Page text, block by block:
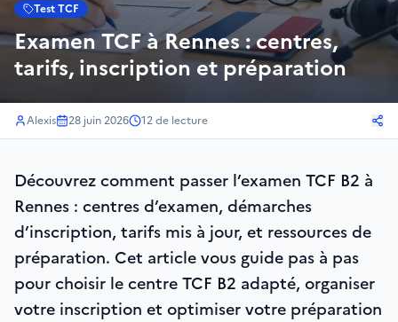
Test TCF
Examen TCF à Rennes : centres,
tarifs, inscription et préparation
Alexis 28 juin 2026 12de lecture
Découvrez comment passer l’examen TCF B2 à
Rennes : centres d’examen, démarches
d’inscription, tarifs mis à jour, et ressources de
préparation. Cet article vous guide pas à pas
pour choisir le centre TCF B2 adapté, organiser
votre inscription et optimiser votre préparation